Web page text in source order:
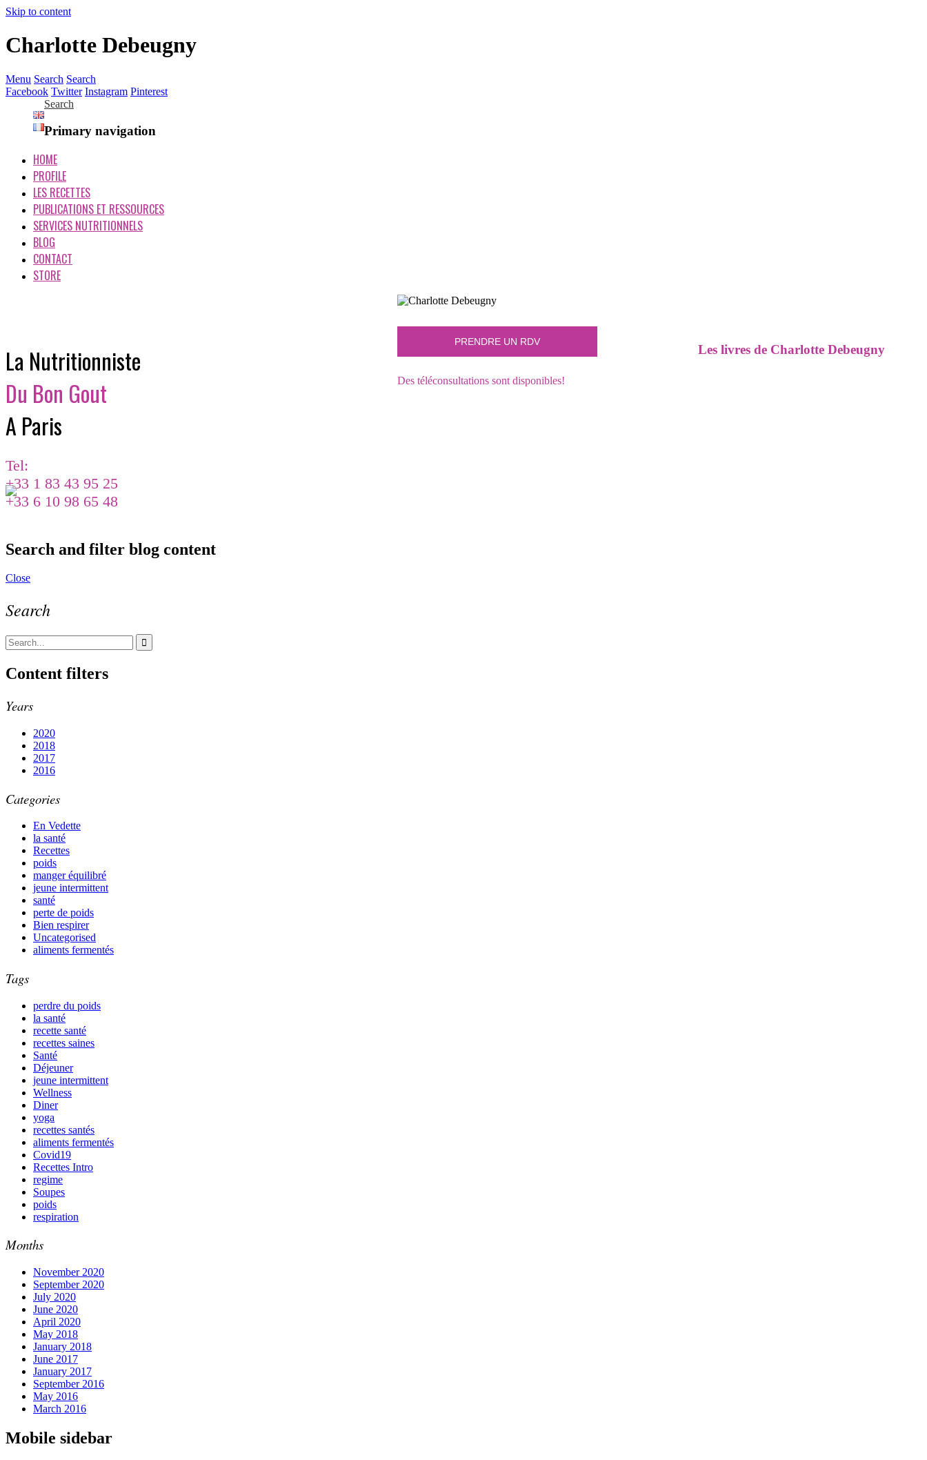
Skip to content
Charlotte Debeugny
Menu Search Search
Facebook Twitter Instagram Pinterest
Search
Primary navigation
HOME
PROFILE
LES RECETTES
PUBLICATIONS ET RESSOURCES
SERVICES NUTRITIONNELS
BLOG
CONTACT
STORE
La Nutritionniste
Du Bon Gout
A Paris
Tel:
+33 1 83 43 95 25
+33 6 10 98 65 48
Des téléconsultations sont disponibles!
Les livres de Charlotte Debeugny
Search and filter blog content
Close
Search
Content filters
Years
2020
2018
2017
2016
Categories
En Vedette
la santé
Recettes
poids
manger équilibré
jeune intermittent
santé
perte de poids
Bien respirer
Uncategorised
aliments fermentés
Tags
perdre du poids
la santé
recette santé
recettes saines
Santé
Déjeuner
jeune intermittent
Wellness
Diner
yoga
recettes santés
aliments fermentés
Covid19
Recettes Intro
regime
Soupes
poids
respiration
Months
November 2020
September 2020
July 2020
June 2020
April 2020
May 2018
January 2018
June 2017
January 2017
September 2016
May 2016
March 2016
Mobile sidebar